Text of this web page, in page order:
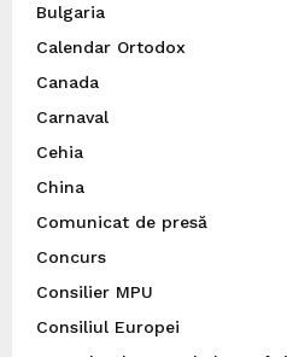
Bulgaria
Calendar Ortodox
Canada
Carnaval
Cehia
China
Comunicat de presă
Concurs
Consilier MPU
Consiliul Europei